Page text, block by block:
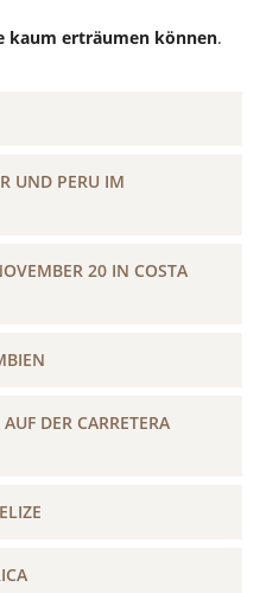
kaum erträumen können.
UND PERU IM
20 IN COSTA
DER CARRETERA